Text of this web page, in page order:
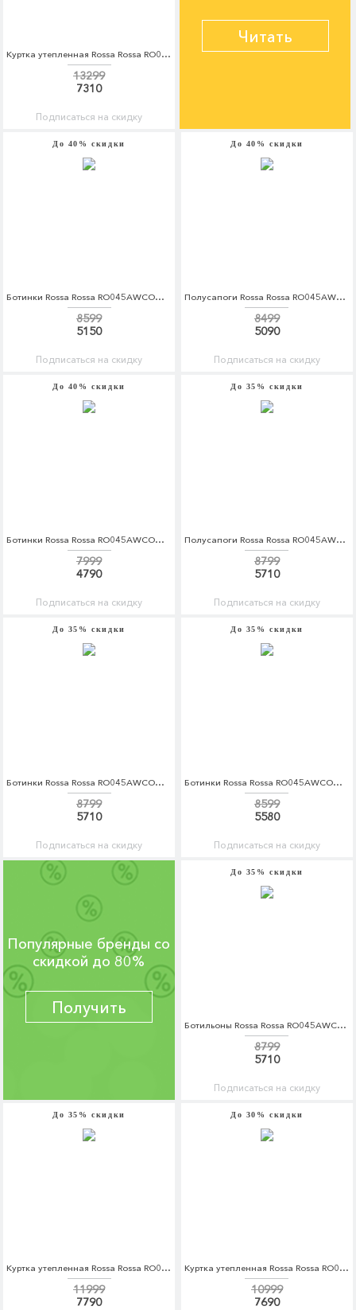
Куртка утепленная Rossa Rossa RO045EWDAZW7
13299
7310
Подписаться на скидку
Читать
До 40% скидки
Ботинки Rossa Rossa RO045AWCOQA7
8599
5150
Подписаться на скидку
До 40% скидки
Полусапоги Rossa Rossa RO045AWCOQB3
8499
5090
Подписаться на скидку
До 40% скидки
Ботинки Rossa Rossa RO045AWCOQC6
7999
4790
Подписаться на скидку
До 35% скидки
Полусапоги Rossa Rossa RO045AWCOQA8
8799
5710
Подписаться на скидку
До 35% скидки
Ботинки Rossa Rossa RO045AWCOQB2
8799
5710
Подписаться на скидку
До 35% скидки
Ботинки Rossa Rossa RO045AWCOQB9
8599
5580
Подписаться на скидку
Популярные бренды со
скидкой до 80%
Получить
До 35% скидки
Ботильоны Rossa Rossa RO045AWCOQC3
8799
5710
Подписаться на скидку
До 35% скидки
Куртка утепленная Rossa Rossa RO045EWDAWU0
11999
7790
До 30% скидки
Куртка утепленная Rossa Rossa RO045EWDKBW0
10999
7690